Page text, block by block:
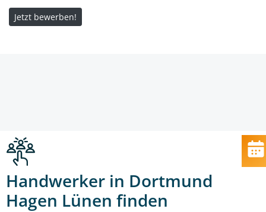
Jetzt bewerben!
Handwerker in Dortmund
Hagen Lünen finden